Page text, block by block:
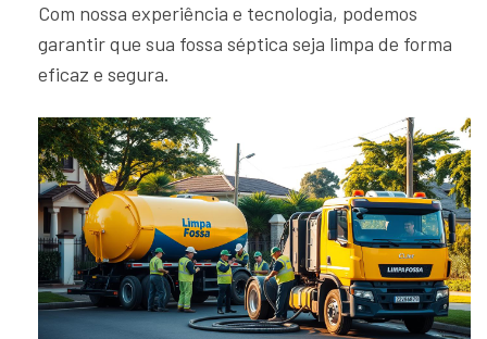
Com nossa experiência e tecnologia, podemos
garantir que sua fossa séptica seja limpa de forma
eficaz e segura.